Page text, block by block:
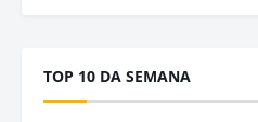
TOP 10 DA SEMANA